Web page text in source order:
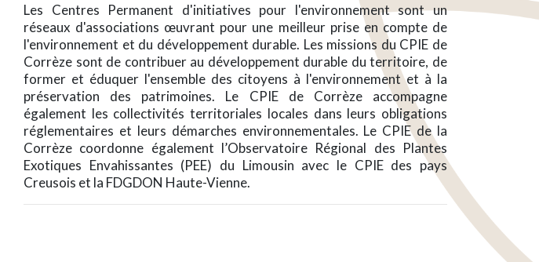
Les Centres Permanent d'initiatives pour l'environnement sont un
réseaux d'associations œuvrant pour une meilleur prise en compte de
l'environnement et du développement durable. Les missions du CPIE de
Corrèze sont de contribuer au développement durable du territoire, de
former et éduquer l'ensemble des citoyens à l'environnement et à la
préservation des patrimoines. Le CPIE de Corrèze accompagne
également les collectivités territoriales locales dans leurs obligations
réglementaires et leurs démarches environnementales. Le CPIE de la
Corrèze coordonne également l’Observatoire Régional des Plantes
Exotiques Envahissantes (PEE) du Limousin avec le CPIE des pays
Creusois et la FDGDON Haute-Vienne.